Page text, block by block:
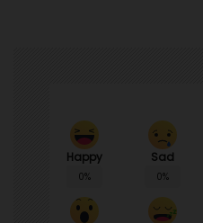
Happy
0%
Sad
0%